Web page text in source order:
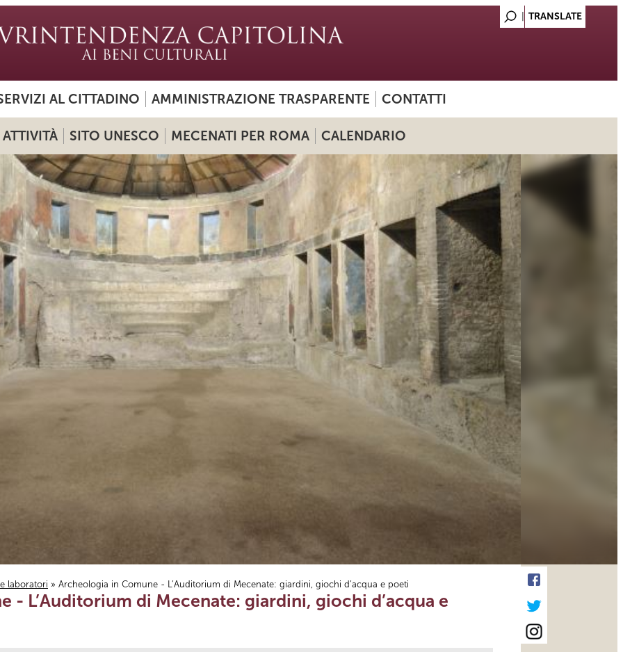
AL CITTADINO AMMINISTRAZIONE TRASPARENTE CONTATTI
ATTIVITÀ SITO UNESCO MECENATI PER ROMA CALENDARIO
laboratori » Archeologia in Comune - L’Auditorium di Mecenate: giardini, giochi d’acqua e poeti
- L’Auditorium di Mecenate: giardini, giochi d’acqua e